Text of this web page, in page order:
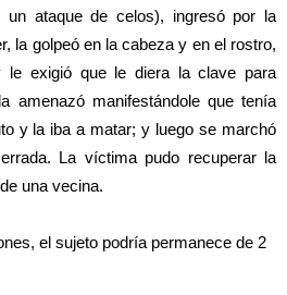
un ataque de celos), ingresó por la
la golpeó en la cabeza y en el rostro,
le exigió que le diera la clave para
amenazó manifestándole que tenía
y la iba a matar; y luego se marchó
La víctima pudo recuperar la
una vecina.
el sujeto podría permanece de 2